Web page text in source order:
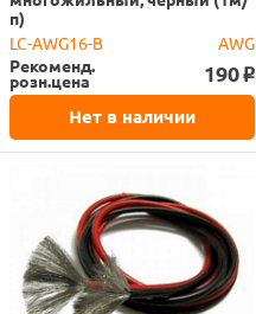
п)
LC-AWG16-B
AWG
Рекоменд.
розн.цена 190 o
Нет в наличии